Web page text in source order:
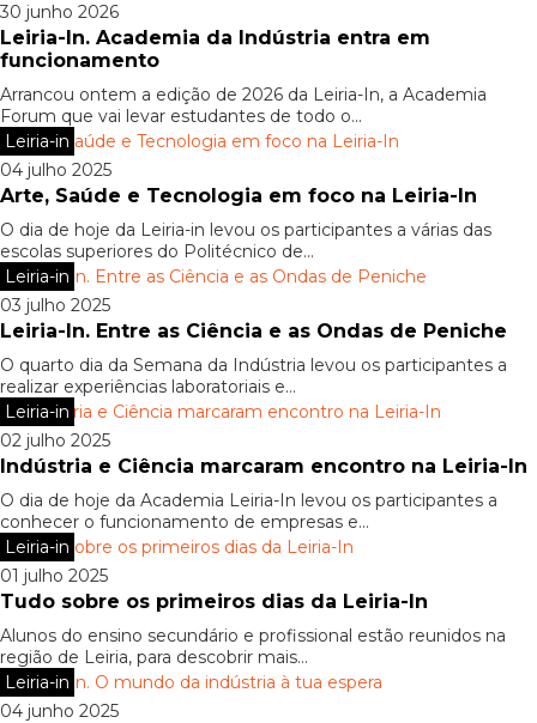
30 junho 2026
Leiria-In. Academia da Indústria entra em
funcionamento
Arrancou ontem a edição de 2026 da Leiria-In, a Academia
Forum que vai levar estudantes de todo o...
Leiria-in
04 julho 2025
Arte, Saúde e Tecnologia em foco na Leiria-In
O dia de hoje da Leiria-in levou os participantes a várias das
escolas superiores do Politécnico de...
Leiria-in
03 julho 2025
Leiria-In. Entre as Ciência e as Ondas de Peniche
O quarto dia da Semana da Indústria levou os participantes a
realizar experiências laboratoriais e...
Leiria-in
02 julho 2025
Indústria e Ciência marcaram encontro na Leiria-In
O dia de hoje da Academia Leiria-In levou os participantes a
conhecer o funcionamento de empresas e...
Leiria-in
01 julho 2025
Tudo sobre os primeiros dias da Leiria-In
Alunos do ensino secundário e profissional estão reunidos na
região de Leiria, para descobrir mais...
Leiria-in
04 junho 2025